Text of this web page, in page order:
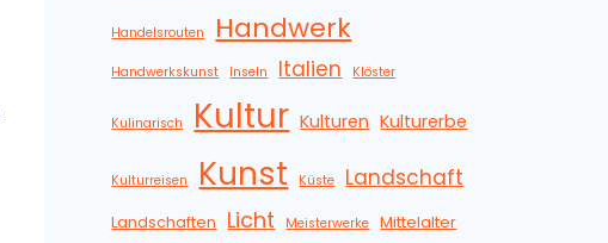
Handelsrouten Handwerk
Handwerkskunst Inseln Italien Klöster
Kulinarisch Kultur Kulturen Kulturerbe
Kulturreisen Kunst Küste Landschaft
Landschaften Licht Meisterwerke Mittelalter